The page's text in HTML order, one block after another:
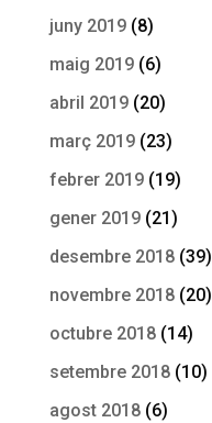
juny 2019(8)
maig 2019(6)
abril 2019(20)
març 2019(23)
febrer 2019(19)
gener 2019(21)
desembre 2018(39)
novembre 2018(20)
octubre 2018(14)
setembre 2018(10)
agost 2018(6)